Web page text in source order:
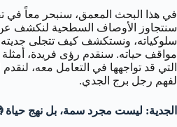
في هذا البحث المعمق، سنبحر معاً في
سنتجاوز الأوصاف السطحية لنكشف عن
سلوكياته، ونستكشف كيف تتجلى
مواقف حياته. سنقدم رؤى فريدة، أمثلة
التي قد تواجهها في التعامل معه،
لفهم رجل برج الجدي.
الجدية: ليست مجرد سمة، بل نهج حياة